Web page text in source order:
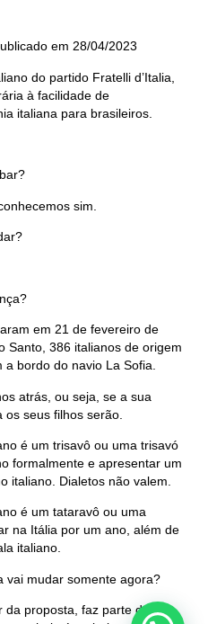
em 28/04/2023
do partido Fratelli d’Italia,
à facilidadede
italiana para brasileiros.
sim.
em 21 de fevereiro de
Santo, 386 italianos de origem
bordo do navio La Sofia.
atrás, ou seja, se a sua
seus filhos serão.
é um trisavô ou uma trisavó
formalmente e apresentar um
italiano. Dialetos não valem.
é um tataravô ou uma
na Itália por um ano, além de
italiano.
vai mudar somente agora?
da proposta, faz parte do